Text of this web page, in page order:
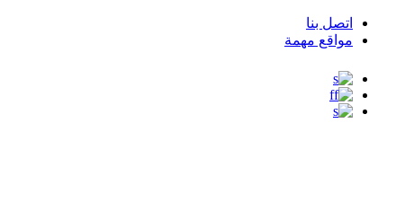
Top
Menu
اتصل بنا
مواقع مهمة